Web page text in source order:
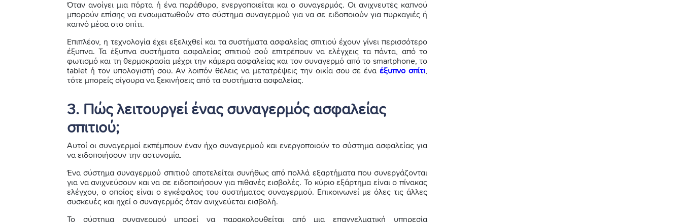
Όταν ανοίγει μια πόρτα ή ένα παράθυρο, ενεργοποιείται και ο συναγερμός. Οι ανιχνευτές καπνού
μπορούν επίσης να ενσωματωθούν στο σύστημα συναγερμού για να σε ειδοποιούν για πυρκαγιές ή
καπνό μέσα στο σπίτι.
Επιπλέον, η τεχνολογία έχει εξελιχθεί και τα συστήματα ασφαλείας σπιτιού έχουν γίνει περισσότερο
έξυπνα. Τα έξυπνα συστήματα ασφαλείας σπιτιού σού επιτρέπουν να ελέγχεις τα πάντα, από το
φωτισμό και τη θερμοκρασία μέχρι την κάμερα ασφαλείας και τον συναγερμό από το smartphone, το
tablet ή τον υπολογιστή σου. Αν λοιπόν θέλεις να μετατρέψεις την οικία σου σε έναέξυπνο σπίτι
τότε μπορείς σίγουρα να ξεκινήσεις από τα συστήματα ασφαλείας.
3. Πώς λειτουργεί ένας συναγερμός ασφαλείας
σπιτιού;
Αυτοί οι συναγερμοί εκπέμπουν έναν ήχο συναγερμού και ενεργοποιούν το σύστημα ασφαλείας για
να ειδοποιήσουν την αστυνομία.
Ένα σύστημα συναγερμού σπιτιού αποτελείται συνήθως από πολλά εξαρτήματα που συνεργάζονται
για να ανιχνεύσουν και να σε ειδοποιήσουν για πιθανές εισβολές. Το κύριο εξάρτημα είναι ο πίνακας
ελέγχου, ο οποίος είναι ο εγκέφαλος του συστήματος συναγερμού. Επικοινωνεί με όλες τις άλλες
συσκευές και ηχεί ο συναγερμός όταν ανιχνεύεται εισβολή.
To σύστημα συναγερμού μπορεί να παρακολουθείται από μια επαγγελματική υπηρεσία